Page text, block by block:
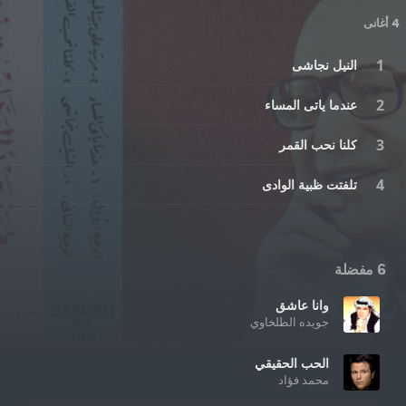
4 أغانى
النيل نجاشى
عندما ياتى المساء
كلنا نحب القمر
تلفتت ظبية الوادى
6 مفضلة
وانا عاشق
جويده الطلخاوي
الحب الحقيقي
محمد فؤاد